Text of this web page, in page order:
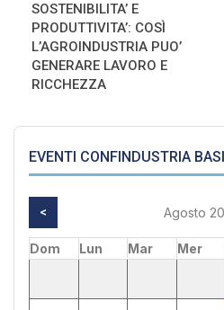
SOSTENIBILITA’ E
PRODUTTIVITA’: COSÌ
L’AGROINDUSTRIA PUO’
GENERARE LAVORO E
RICCHEZZA
EVENTI CONFINDUSTRIA
< Agosto
Dom Lun Mar Mer